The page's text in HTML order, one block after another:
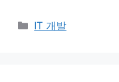
Categories
IT 개발